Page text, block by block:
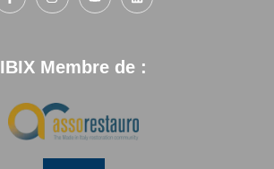
IBIX Membre de :